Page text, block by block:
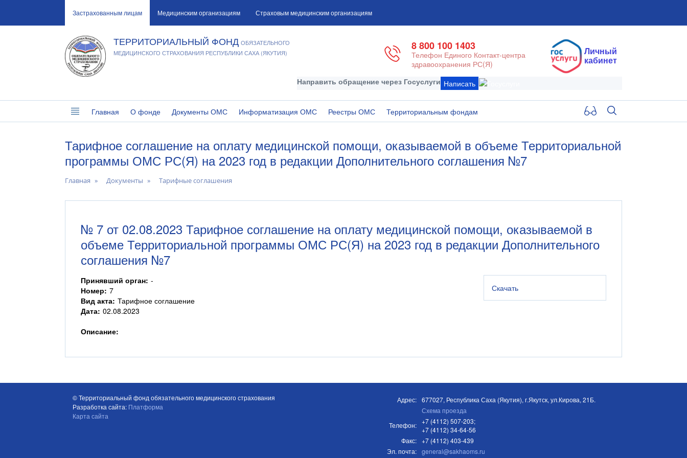
Застрахованным лицам Медицинским организациям Страховым медицинским организациям
ТЕРРИТОРИАЛЬНЫЙ ФОНД ОБЯЗАТЕЛЬНОГО
МЕДИЦИНСКОГО СТРАХОВАНИЯ РЕСПУБЛИКИ САХА (ЯКУТИЯ)
Личный
кабинет
8 800 100 1403
Телефон Единого Контакт-центра
здравоохранения РС(Я)
Направить обращение через Госуслуги Написать
Главная О фонде Документы ОМС Информатизация ОМС Реестры ОМС Территориальным фондам
Тарифное соглашение на оплату медицинской помощи, оказываемой в объеме Территориальной
программы ОМС РС(Я) на 2023 год в редакции Дополнительного соглашения №7
Главная Документы Тарифные соглашения
№ 7 от 02.08.2023 Тарифное соглашение на оплату медицинской помощи, оказываемой в
объеме Территориальной программы ОМС РС(Я) на 2023 год в редакции Дополнительного
соглашения №7
Принявший орган: -
Номер: 7
Вид акта: Тарифное соглашение
Дата: 02.08.2023
Скачать
Описание:
© Территориальный фонд обязательного медицинского страхования
Разработка сайта: Платформа
Карта сайта
Адрес:
677027, Республика Саха (Якутия), г.Якутск, ул.Кирова, 21Б.
Схема проезда
Телефон:
+7 (4112) 507-203;
+7 (4112) 34-64-56
Факс:
+7 (4112) 403-439
Эл. почта:
general@sakhaoms.ru